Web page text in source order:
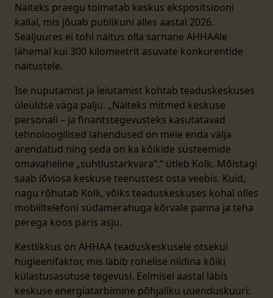
Näiteks praegu toimetab keskus ekspositsiooni
kallal, mis jõuab publikuni alles aastal 2026.
Sealjuures ei tohi näitus olla sarnane AHHAAle
lähemal kui 300 kilomeetrit asuvate konkurentide
näitustele.
Ise nuputamist ja leiutamist kohtab teaduskeskuses
üleüldse väga palju. „Näiteks mitmed keskuse
personali – ja finantstegevusteks kasutatavad
tehnoloogilised lahendused on meie enda välja
arendatud ning seda on ka kõikide süsteemide
omavaheline „suhtlustarkvara“,“ ütleb Kolk. Mõistagi
saab lõviosa keskuse teenustest osta veebis. Kuid,
nagu rõhutab Kolk, võiks teaduskeskuses kohal olles
mobiiltelefoni südamerahuga kõrvale panna ja teha
perega koos päris asju.
Kestlikkus on AHHAA teaduskeskusele otsekui
hügieenifaktor, mis läbib rohelise niidina kõiki
külastusasutuse tegevusi. Eelmisel aastal läbis
keskuse energiatarbimine põhjaliku uuenduskuuri: